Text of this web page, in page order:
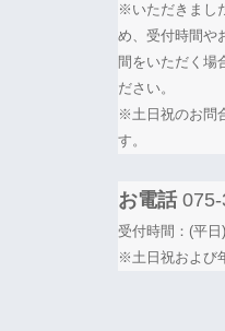
※いただきまし
め、受付時間や
間をいただく場
ださい。
※土日祝のお問
す。
お電話075-
受付時間：(平
※土日祝および